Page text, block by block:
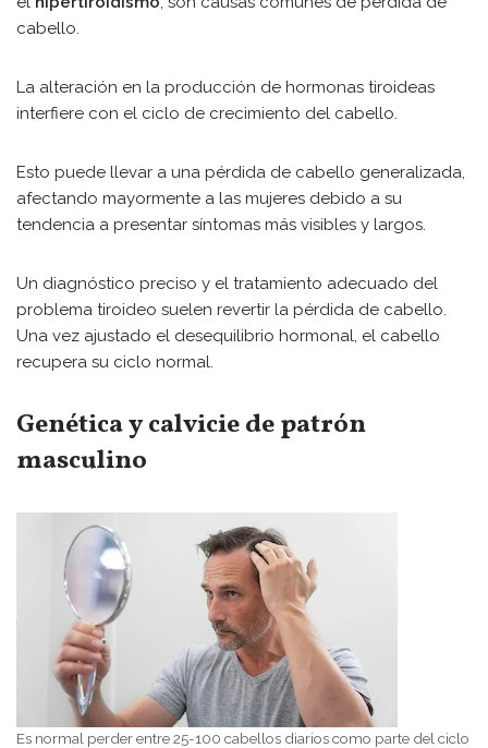
cabello.
La alteración en la producción de hormonas tiroideas
interfiere con el ciclo de crecimiento del cabello.
Esto puede llevar a una pérdida de cabello generalizada,
afectando mayormente a las mujeres debido a su
tendencia a presentar síntomas más visibles y largos.
Un diagnóstico preciso y el tratamiento adecuado del
problema tiroideo suelen revertir la pérdida de cabello.
Una vez ajustado el desequilibrio hormonal, el cabello
recupera su ciclo normal.
Genética y calvicie de patrón
masculino
Es normal perder entre 25-100 cabellos diarios como parte del ciclo